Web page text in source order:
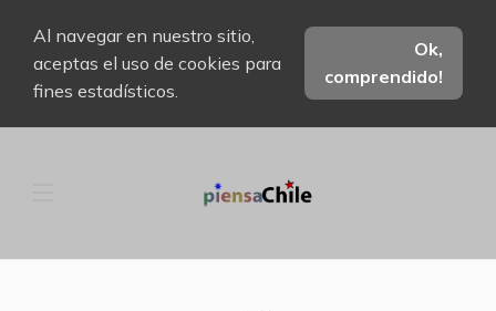
Al navegar en nuestro sitio,
aceptas el uso de cookies para
fines estadísticos.
Ok,
comprendido!